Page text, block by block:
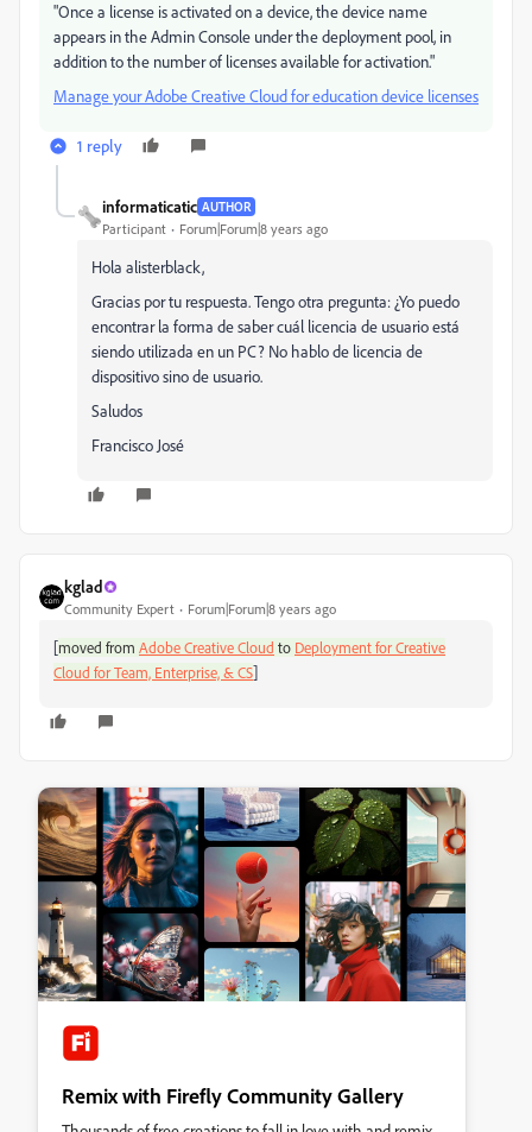
"Once a license is activated on a device, the device name
appears in the Admin Console under the deployment pool, in
addition to the number of licenses available for activation."
Manage your Adobe Creative Cloud for education device licenses
1 reply
informaticatic AUTHOR
Participant Forum|Forum|8 years ago
Hola alisterblack,
Gracias por tu respuesta. Tengo otra pregunta: ¿Yo puedo
encontrar la forma de saber cuál licencia de usuario está
siendo utilizada en un PC? No hablo de licencia de
dispositivo sino de usuario.
Saludos
Francisco José
kglad
Community Expert Forum|Forum|8 years ago
[moved from Adobe Creative Cloud to Deployment for Creative
Cloud for Team, Enterprise, & CS]
Remix with Firefly Community Gallery